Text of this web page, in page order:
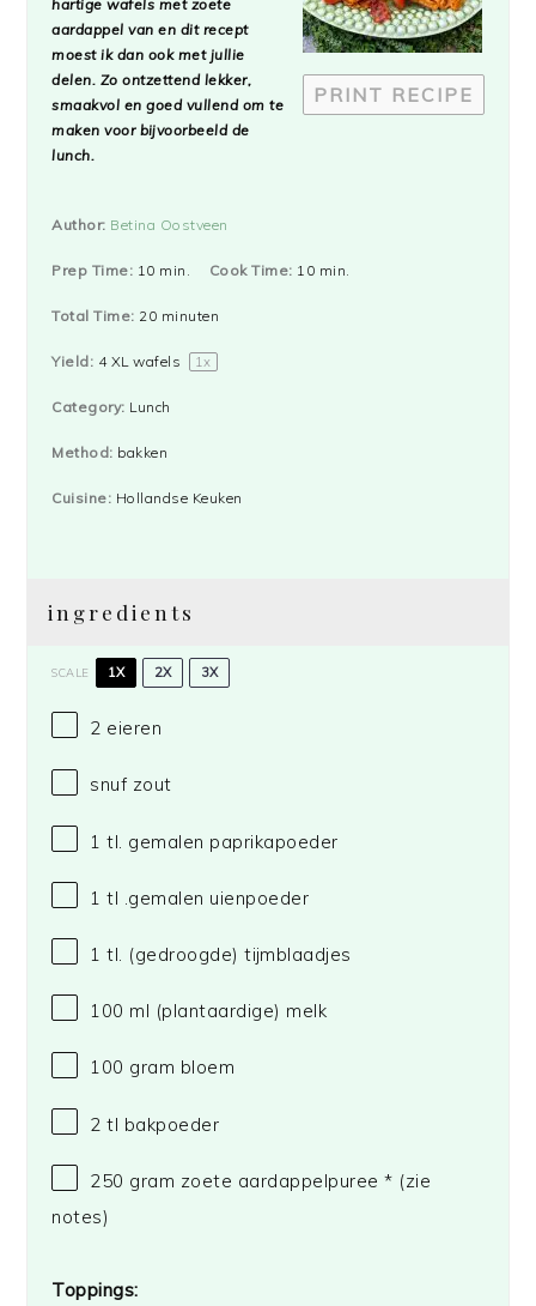
PRINT RECIPE
hartige wafels met zoete
aardappel van en dit recept
moest ik dan ook met jullie
delen. Zo ontzettend lekker,
smaakvol en goed vullend om te
maken voor bijvoorbeeld de
lunch.
Author: Betina Oostveen
Prep Time: 10 min. Cook Time: 10 min.
Total Time: 20 minuten
Yield: 4XL wafels 1x
Category: Lunch
Method: bakken
Cuisine: Hollandse Keuken
ingredients
SCALE 1X 2X 3X
2 eieren
snuf zout
1 tl. gemalen paprikapoeder
1 tl .gemalen uienpoeder
1 tl. (gedroogde) tijmblaadjes
100 ml (plantaardige) melk
100 gram bloem
2 tl bakpoeder
250 gram zoete aardappelpuree * (zie
notes)
Toppings: